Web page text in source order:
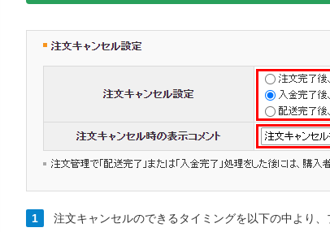
1 注文キャンセルのできるタイミングを以下の中より、